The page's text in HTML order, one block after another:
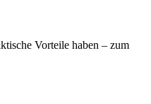
Vorteile haben – zum